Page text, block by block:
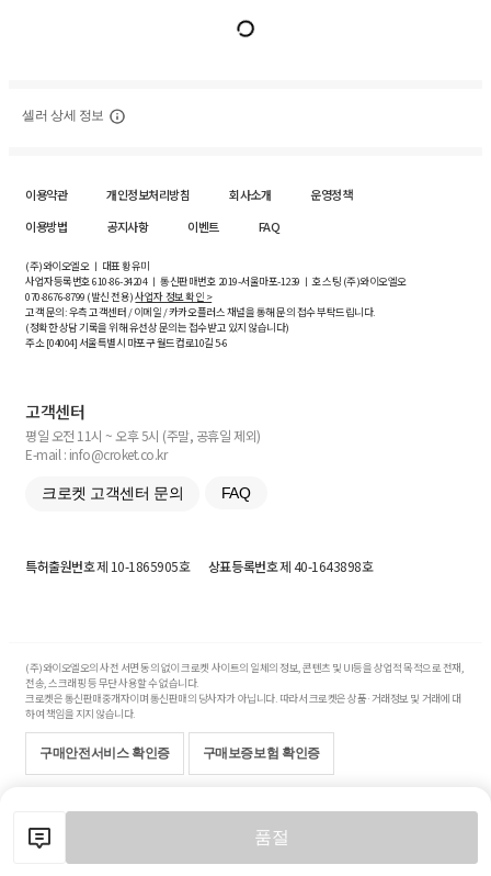
품절
셀러 상세 정보
이용약관 개인정보처리방침 회사소개
운영정책
이용방법
공지사항 이벤트 FAQ
(주)와이오엘오 ㅣ 대표 황유미
사업자등록번호610-86-34204ㅣ 통신판매번호 2019-서울마포-1239 ㅣ 호스팅 (주)와이오엘오
070-8676-8799 (발신 전용)사업자 정보 확인 >
고객 문의: 우측 고객센터 / 이메일 / 카카오플러스 채널을 통해 문의 접수 부탁드립니다.
(정확한 상담 기록을 위해 유선상 문의는 접수받고 있지 않습니다)
주소 [04004] 서울특별시 마포구 월드컵로10길5-6
고객센터
평일 오전 11시 ~ 오후 5시 (주말, 공휴일 제외)
E-mail : info@croket.co.kr
크로켓 고객센터 문의 FAQ
특허출원번호제 10-1865905호 상표등록번호제 40-1643898호
(주)와이오엘오의 사전 서면 동의 없이 크로켓 사이트의 일체의 정보, 콘텐츠 및 UI등을 상업적 목적으로 전재,
전송, 스크래핑 등 무단 사용할 수 없습니다.
크로켓은 통신판매중개자이며 통신판매의 당사자가 아닙니다. 따라서 크로켓은 상품·거래정보 및 거래에 대
하여 책임을 지지 않습니다.
구매안전서비스 확인증 구매보증보험 확인증